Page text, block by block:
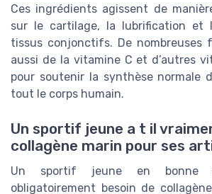
Ces ingrédients agissent de
sur le cartilage, la lubrification et
tissus conjonctifs. De nombreuses
aussi de la vitamine C et d’autres
pour soutenir la synthèse normale
tout le corps humain.
Un sportif jeune a t il
collagène marin pour ses
Un sportif jeune en bonne
obligatoirement besoin de